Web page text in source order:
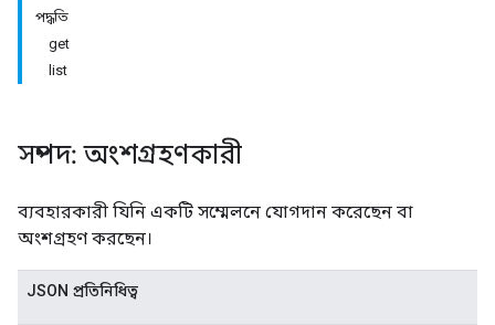
পদ্ধতি
get
list
সম্পদ: অংশগ্রহণকারী
ব্যবহারকারী যিনি একটি সম্মেলনে যোগদান করেছেন বা
অংশগ্রহণ করছেন।
JSON প্রতিনিধিত্ব